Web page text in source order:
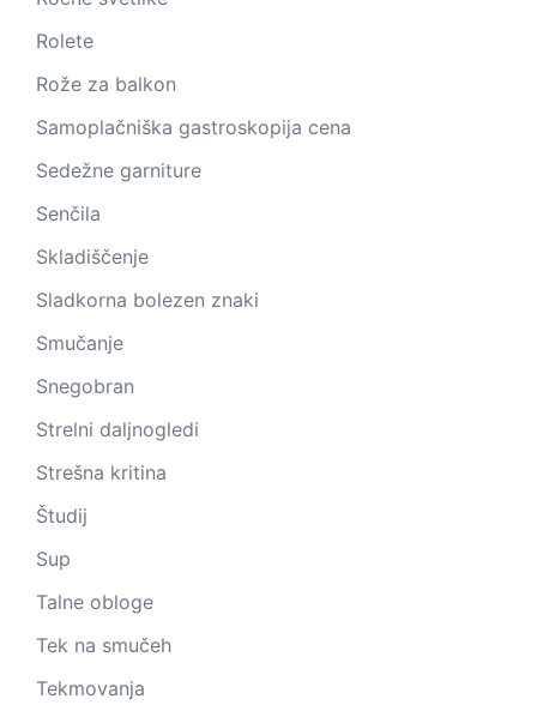
Rolete
Rože za balkon
Samoplačniška gastroskopija cena
Sedežne garniture
Senčila
Skladiščenje
Sladkorna bolezen znaki
Smučanje
Snegobran
Strelni daljnogledi
Strešna kritina
Študij
Sup
Talne obloge
Tek na smučeh
Tekmovanja